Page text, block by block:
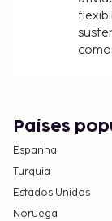
como
Países
Espanha
Turquia
Estados Unidos
Noruega